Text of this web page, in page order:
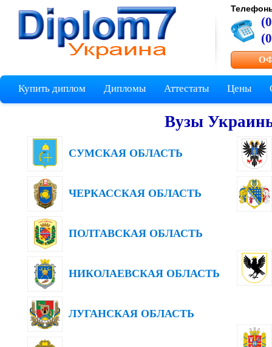
Купить диплом Дипломы Аттестаты Цены
Вузы
СУМСКАЯ ОБЛАСТЬ
ЧЕРКАССКАЯ ОБЛАСТЬ
ПОЛТАВСКАЯ ОБЛАСТЬ
НИКОЛАЕВСКАЯ ОБЛАСТЬ
ЛУГАНСКАЯ ОБЛАСТЬ